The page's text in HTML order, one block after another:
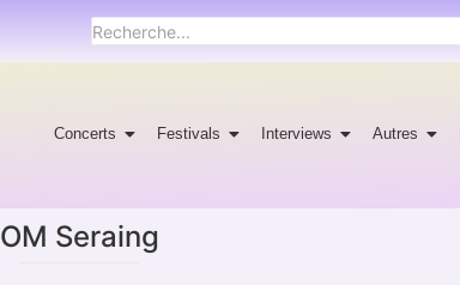
Concerts Festivals Interviews Autres
OM Seraing